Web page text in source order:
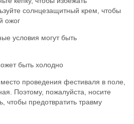
солнцезащитный крем, чтобы
ожог
условия могут быть
быть холодно
проведения фестиваля в поле,
Поэтому, пожалуйста, носите
чтобы предотвратить травму